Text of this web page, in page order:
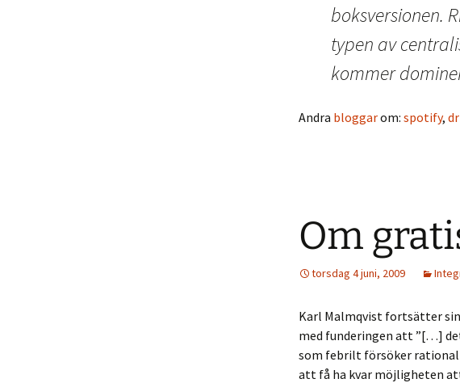
boksversionen.
typen av
kommer
Andra bloggarom: spotify,
Om
torsdag 4 juni, 2009
Karl Malmqvist fortsätter
med funderingen att ”[…]
som febrilt försöker
att få ha kvar möjligheten